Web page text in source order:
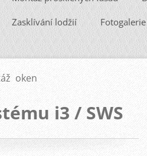
Zasklívání lodžií Fotogalerie
oken
i3 / SWS